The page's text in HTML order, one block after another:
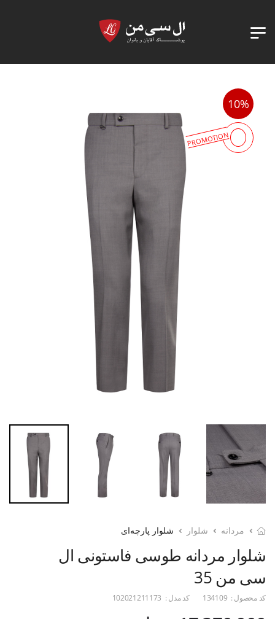
10%
PROMOTION
مردانه شلوار شلوار پارچه‌ای
شلوار مردانه طوسی فاستونی ال
سی من 35
کد محصول : 134109 کد مدل : 102021211173